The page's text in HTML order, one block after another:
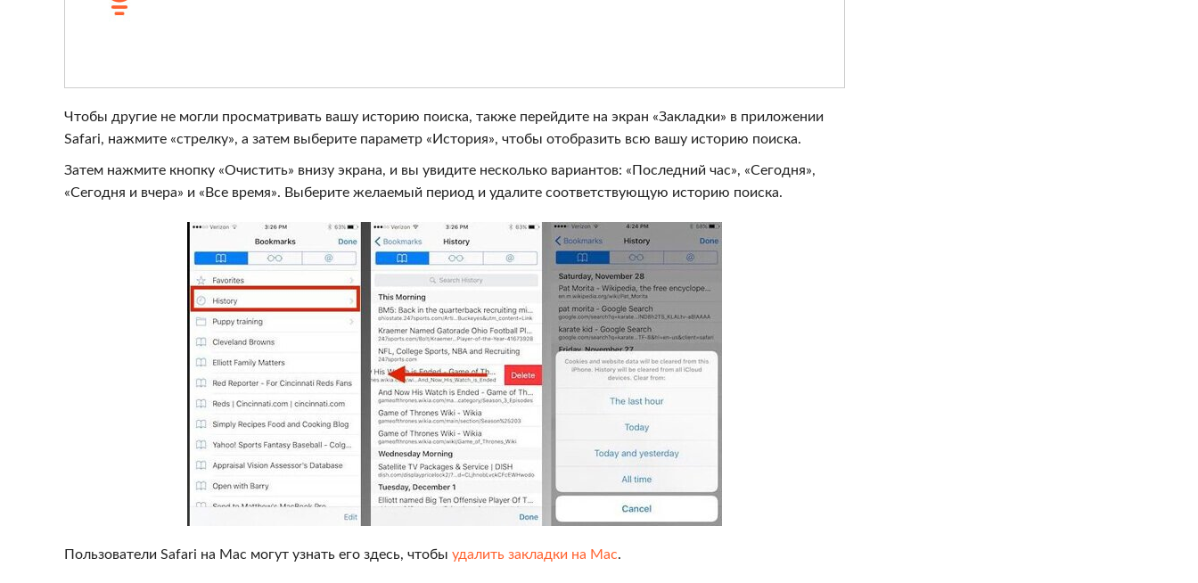
Чтобы другие не могли просматривать вашу историю поиска, также перейдите на экран «Закладки» в приложении
Safari, нажмите «стрелку», а затем выберите параметр «История», чтобы отобразить всю вашу историю поиска.
Затем нажмите кнопку «Очистить» внизу экрана, и вы увидите несколько вариантов: «Последний час», «Сегодня»,
«Сегодня и вчера» и «Все время». Выберите желаемый период и удалите соответствующую историю поиска.
Пользователи Safari на Mac могут узнать его здесь, чтобы удалить закладки на Mac.